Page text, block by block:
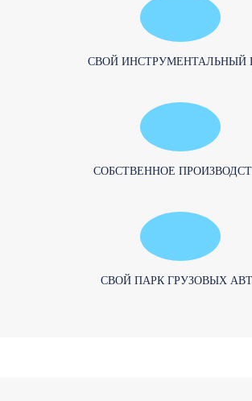
CВОЙ ИНСТРУМЕНТАЛЬНЫЙ
СОБСТВЕННОЕ
CВОЙ ПАРК ГРУЗОВЫХ